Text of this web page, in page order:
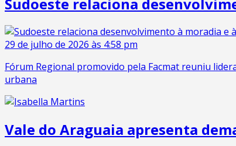
29 de julho de 2026 às 4:58 pm
Fórum Regional promovido pela Facmat reuniu
urbana
Vale do Araguaia apresenta